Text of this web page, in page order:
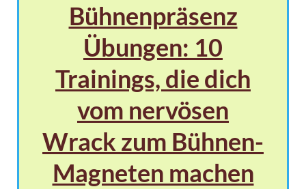
Bühnenpräsenz
Übungen: 10
Trainings, die dich
vom nervösen
Wrack zum Bühnen-
Magneten machen